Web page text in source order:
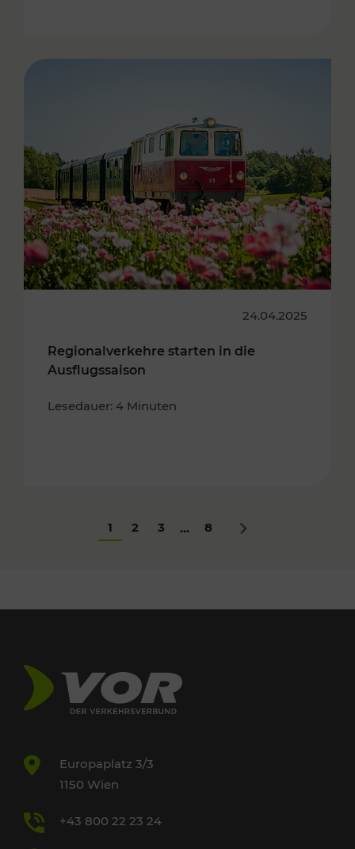
24.04.2025
Regionalverkehre starten in die
Ausflugssaison
Lesedauer: 4 Minuten
1 2 3 ... 8 Nächstes
Europaplatz 3/3
1150 Wien
+43 800 22 23 24